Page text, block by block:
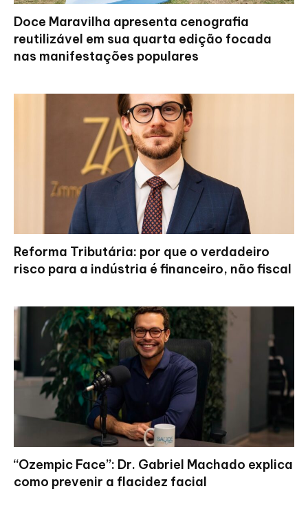
Doce Maravilha apresenta cenografia
reutilizável em sua quarta edição focada
nas manifestações populares
Reforma Tributária: por que o verdadeiro
risco para a indústria é financeiro, não fiscal
“Ozempic Face”: Dr. Gabriel Machado explica
como prevenir a flacidez facial